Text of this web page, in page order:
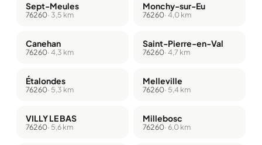
Sept-Meules
76260· 3,5 km
Monchy-sur-Eu
76260· 4,0 km
Canehan
76260· 4,3 km
Saint-Pierre-en-Val
76260· 4,7 km
Étalondes
76260· 5,3 km
Melleville
76260· 5,4 km
VILLY LE BAS
76260· 5,6 km
Millebosc
76260· 6,0 km